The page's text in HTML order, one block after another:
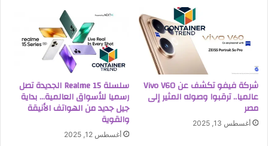
شركة فيفو تكشف عن Vivo V60
عالميا.. ترقبوا وصوله المثير إلى
مصر
أغسطس 13, 2025
سلسلة Realme 15 الجديدة تصل
رسميا للأسواق العالمية… بداية
جيل جديد من الهواتف الأنيقة
والقوية
أغسطس 12, 2025